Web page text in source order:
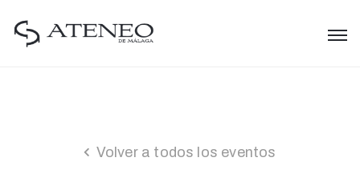
Volver a todos los eventos